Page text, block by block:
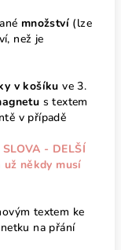
množství (lze
než je
v košíku ve 3.
s textem
v případě
- DELŠÍ
už někdy musí
textem ke
na přání